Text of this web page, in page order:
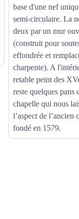
base d'une nef
semi-circulaire. La
deux par un mur
(construit pour
effondrée et
charpente). A
retable peint des
reste quelques pans
chapelle qui nous
l’aspect de l’ancien
fondé en 1579.